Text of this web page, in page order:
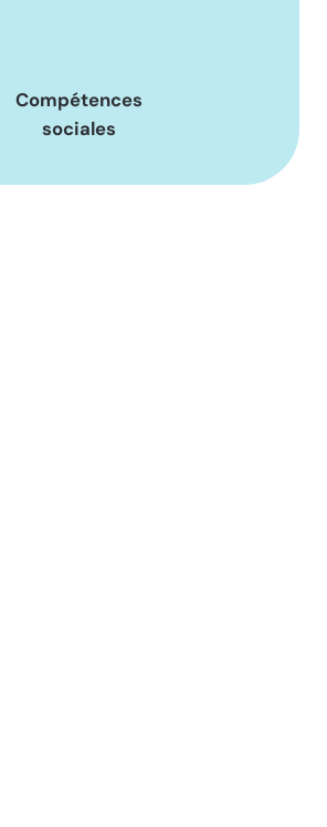
Compétences
sociales